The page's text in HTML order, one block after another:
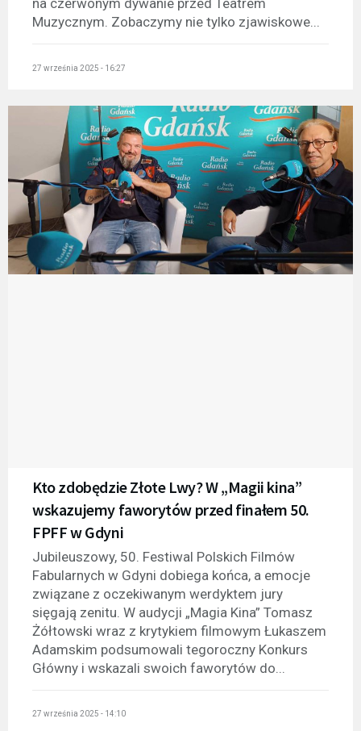
na czerwonym dywanie przed Teatrem
Muzycznym. Zobaczymy nie tylko zjawiskowe...
27 września 2025 - 16:27
Kto zdobędzie Złote Lwy? W „Magii kina”
wskazujemy faworytów przed finałem 50.
FPFF w Gdyni
Jubileuszowy, 50. Festiwal Polskich Filmów
Fabularnych w Gdyni dobiega końca, a emocje
związane z oczekiwanym werdyktem jury
sięgają zenitu. W audycji „Magia Kina” Tomasz
Żółtowski wraz z krytykiem filmowym Łukaszem
Adamskim podsumowali tegoroczny Konkurs
Główny i wskazali swoich faworytów do...
27 września 2025 - 14:10